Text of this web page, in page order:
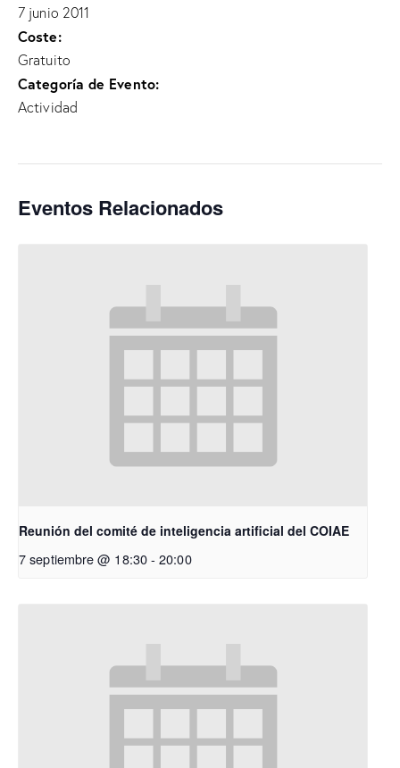
7 junio 2011
Coste:
Gratuito
Categoría de Evento:
Actividad
Eventos Relacionados
Reunión del comité de inteligencia artificial del COIAE
7 septiembre @ 18:30- 20:00